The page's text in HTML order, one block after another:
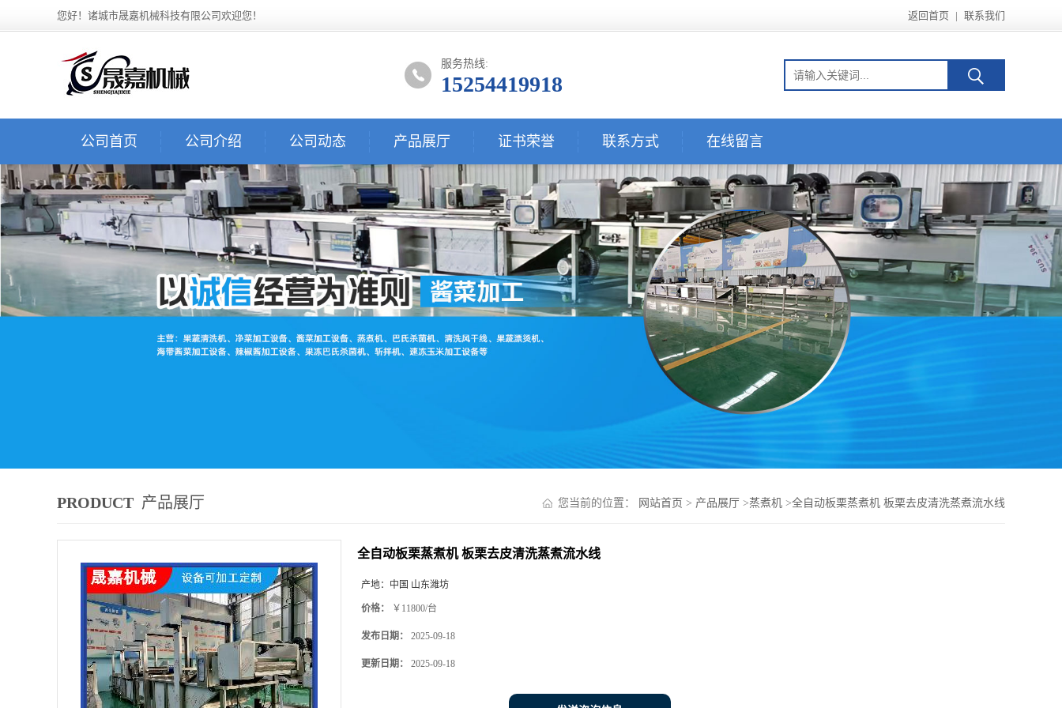
您好！诸城市晟嘉机械科技有限公司欢迎您！ 返回首页 | 联系我们
服务热线:
15254419918
公司首页 公司介绍 公司动态 产品展厅 证书荣誉 联系方式 在线留言
PRODUCT 产品展厅 您当前的位置： 网站首页 > 产品展厅 >蒸煮机 >全自动板栗蒸煮机 板栗去皮清洗蒸煮流水线
全自动板栗蒸煮机 板栗去皮清洗蒸煮流水线
产地： 中国 山东潍坊
价格： ￥11800/台
发布日期： 2025-09-18
更新日期： 2025-09-18